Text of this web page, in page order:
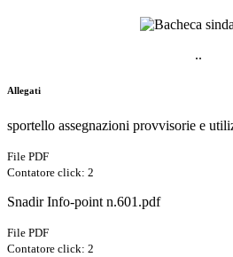
..
Allegati
sportello assegnazioni provvisorie e
File PDF
Contatore click: 2
Snadir Info-point n.601.pdf
File PDF
Contatore click: 2